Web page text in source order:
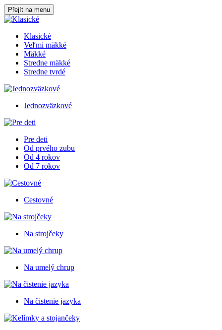
Přejít na menu
Klasické
Veľmi mäkké
Mäkké
Stredne mäkké
Stredne tvrdé
Jednozväzkové
Pre deti
Od prvého zubu
Od 4 rokov
Od 7 rokov
Cestovné
Na strojčeky
Na umelý chrup
Na čistenie jazyka